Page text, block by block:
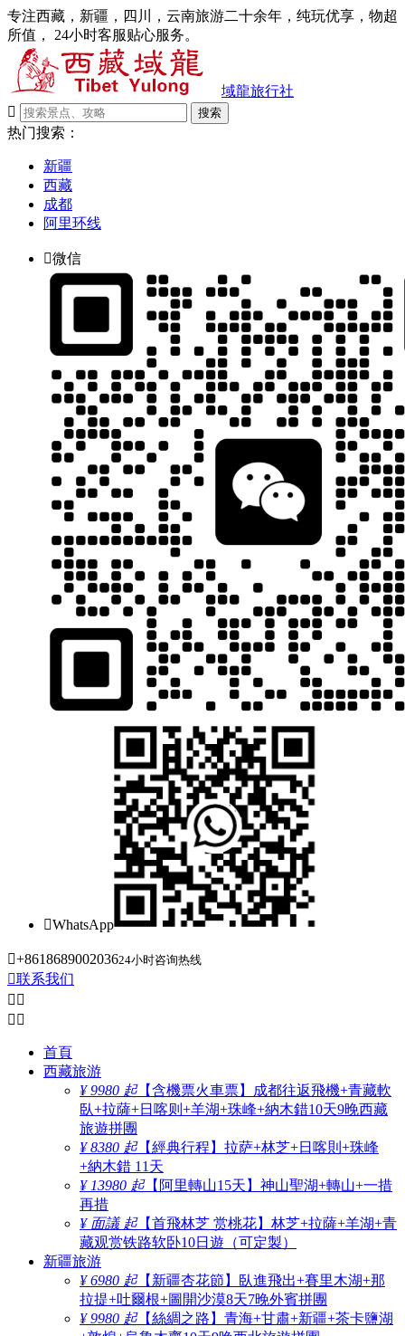
专注西藏，新疆，四川，云南旅游二十余年，纯玩优享，物超
所值， 24小时客服贴心服务。
域龍旅行社

搜索
热门搜索：
新疆
西藏
成都
阿里环线
微信
WhatsApp
+861868900203624小时咨询热线
联系我们
 
 
首頁
西藏旅游
¥ 9980 起【含機票火車票】成都往返飛機+青藏軟
臥+拉薩+日喀则+羊湖+珠峰+納木錯10天9晚西藏
旅遊拼團
¥ 8380 起【經典行程】拉萨+林芝+日喀則+珠峰
+納木錯 11天
¥ 13980 起【阿里轉山15天】神山聖湖+轉山+一措
再措
¥ 面議 起【首飛林芝 赏桃花】林芝+拉薩+羊湖+青
藏观赏铁路软卧10日遊（可定製）
新疆旅游
¥ 6980 起【新疆杏花節】臥進飛出+賽里木湖+那
拉提+吐爾根+圖開沙漠8天7晚外賓拼團
¥ 9980 起【絲綢之路】青海+甘肅+新疆+茶卡鹽湖